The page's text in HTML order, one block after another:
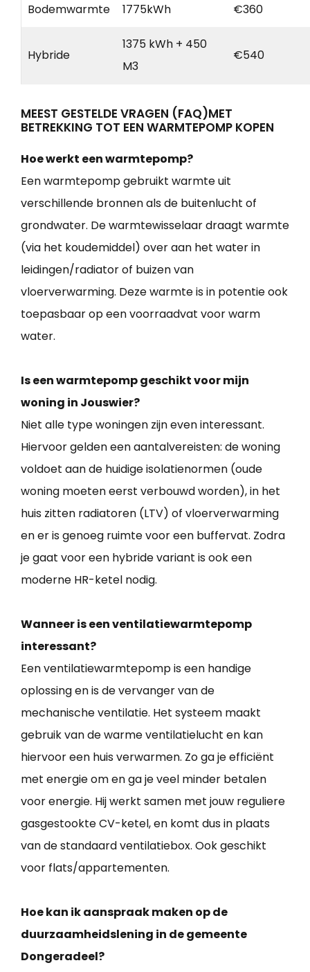
Bodemwarmte 1775kWh €360
Hybride
1375 kWh + 450
M3
€540
MEEST GESTELDE VRAGEN (FAQ)MET
BETREKKING TOT EEN WARMTEPOMP KOPEN
Hoe werkt een warmtepomp?
Een warmtepomp gebruikt warmte uit
verschillende bronnen als de buitenlucht of
grondwater. De warmtewisselaar draagt warmte
(via het koudemiddel) over aan het water in
leidingen/radiator of buizen van
vloerverwarming. Deze warmte is in potentie ook
toepasbaar op een voorraadvat voor warm
water.
Is een warmtepomp geschikt voor mijn
woning in Jouswier?
Niet alle type woningen zijn even interessant.
Hiervoor gelden een aantalvereisten: de woning
voldoet aan de huidige isolatienormen (oude
woning moeten eerst verbouwd worden), in het
huis zitten radiatoren (LTV) of vloerverwarming
en er is genoeg ruimte voor een buffervat. Zodra
je gaat voor een hybride variant is ook een
moderne HR-ketel nodig.
Wanneer is een ventilatiewarmtepomp
interessant?
Een ventilatiewarmtepomp is een handige
oplossing en is de vervanger van de
mechanische ventilatie. Het systeem maakt
gebruik van de warme ventilatielucht en kan
hiervoor een huis verwarmen. Zo ga je efficiënt
met energie om en ga je veel minder betalen
voor energie. Hij werkt samen met jouw reguliere
gasgestookte CV-ketel, en komt dus in plaats
van de standaard ventilatiebox. Ook geschikt
voor flats/appartementen.
Hoe kan ik aanspraak maken op de
duurzaamheidslening in de gemeente
Dongeradeel?